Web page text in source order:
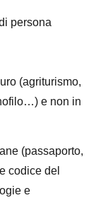
persona
(agriturismo,
e non in
(passaporto,
codice del
e